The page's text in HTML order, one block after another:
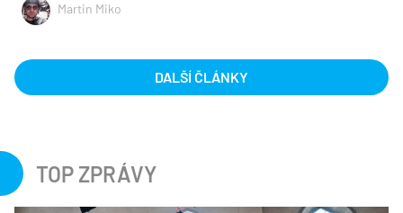
Martin Miko
DALŠÍ ČLÁNKY
TOP ZPRÁVY